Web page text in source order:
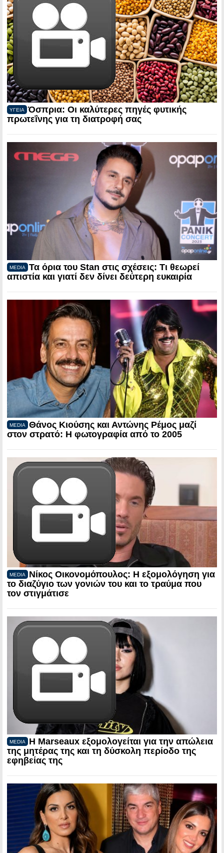
ΥΓΕΙΑ
Όσπρια: Οι καλύτερες πηγές φυτικής
πρωτεΐνης για τη διατροφή σας
MEDIA
Τα όρια του Stan στις σχέσεις: Τι θεωρεί
απιστία και γιατί δεν δίνει δεύτερη ευκαιρία
MEDIA
Θάνος Κιούσης και Αντώνης Ρέμος μαζί
στον στρατό: Η φωτογραφία από το 2005
MEDIA
Νίκος Οικονομόπουλος: Η εξομολόγηση για
το διαζύγιο των γονιών του και το τραύμα που
τον στιγμάτισε
MEDIA
Η Marseaux εξομολογείται για την απώλεια
της μητέρας της και τη δύσκολη περίοδο της
εφηβείας της